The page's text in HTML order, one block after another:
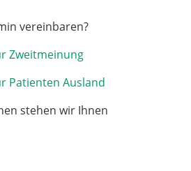
vereinbaren?
Zweitmeinung
Patienten Ausland
stehen wir Ihnen